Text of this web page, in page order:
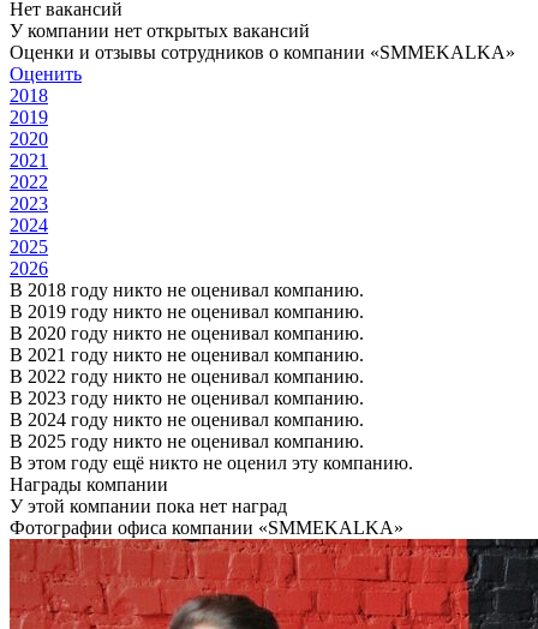
Нет вакансий
У компании нет открытых вакансий
Оценки и отзывы сотрудников о компании «SMMEKALKA»
Оценить
2018
2019
2020
2021
2022
2023
2024
2025
2026
В 2018 году никто не оценивал компанию.
В 2019 году никто не оценивал компанию.
В 2020 году никто не оценивал компанию.
В 2021 году никто не оценивал компанию.
В 2022 году никто не оценивал компанию.
В 2023 году никто не оценивал компанию.
В 2024 году никто не оценивал компанию.
В 2025 году никто не оценивал компанию.
В этом году ещё никто не оценил эту компанию.
Награды компании
У этой компании пока нет наград
Фотографии офиса компании «SMMEKALKA»